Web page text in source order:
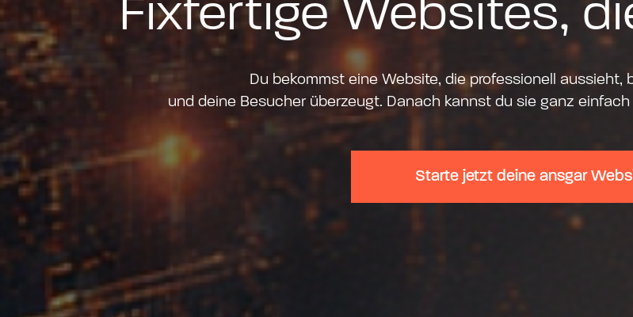
Fixfertige Websites,
Du bekommst eine Website, die professionell aussieht,
und deine Besucher überzeugt. Danach kannst du sie ganz
Starte jetzt deine ansgar